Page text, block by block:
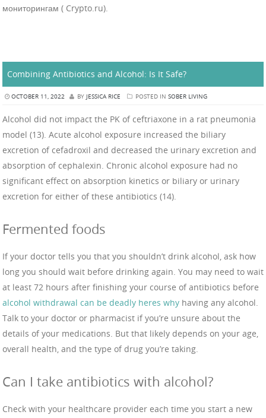
мониторингам ( Crypto.ru).
Combining Antibiotics and Alcohol: Is It Safe?
OCTOBER 11, 2022 BY JESSICA RICE POSTED IN SOBER LIVING
Alcohol did not impact the PK of ceftriaxone in a rat pneumonia
model (13). Acute alcohol exposure increased the biliary
excretion of cefadroxil and decreased the urinary excretion and
absorption of cephalexin. Chronic alcohol exposure had no
significant effect on absorption kinetics or biliary or urinary
excretion for either of these antibiotics (14).
Fermented foods
If your doctor tells you that you shouldn’t drink alcohol, ask how
long you should wait before drinking again. You may need to wait
at least 72 hours after finishing your course of antibiotics before
alcohol withdrawal can be deadly heres why having any alcohol.
Talk to your doctor or pharmacist if you’re unsure about the
details of your medications. But that likely depends on your age,
overall health, and the type of drug you’re taking.
Can I take antibiotics with alcohol?
Check with your healthcare provider each time you start a new